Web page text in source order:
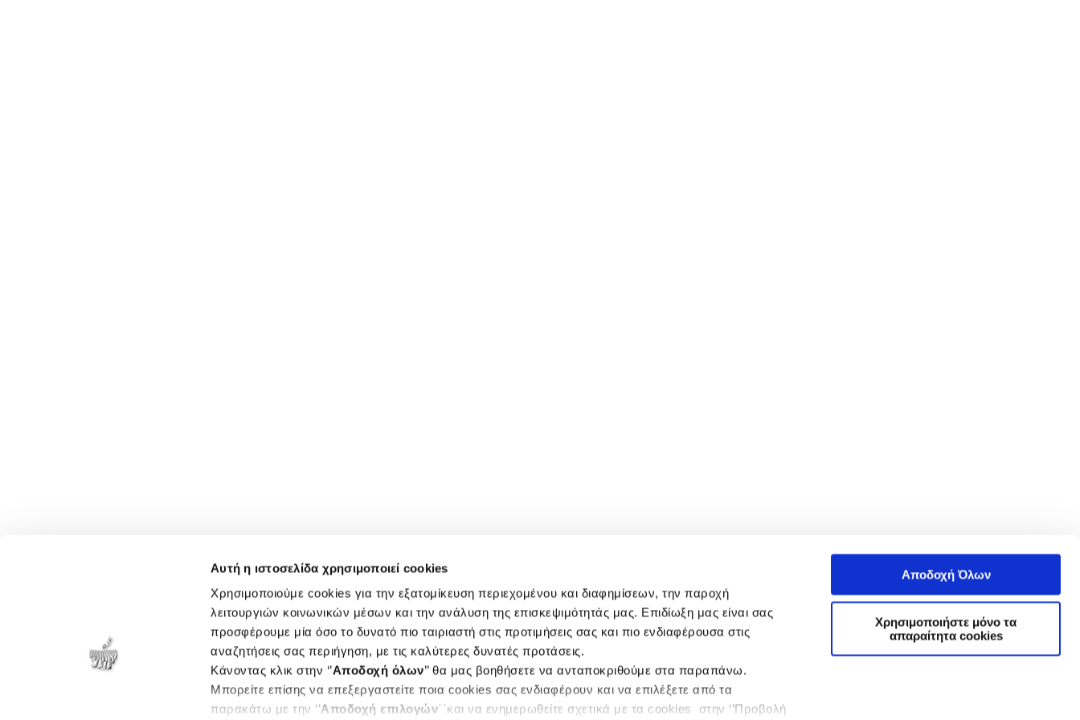
Αυτή η ιστοσελίδα χρησιμοποιεί cookies
Χρησιμοποιούμε cookies για την εξατομίκευση περιεχομένου και διαφημίσεων, την παροχή
λειτουργιών κοινωνικών μέσων και την ανάλυση της επισκεψιμότητάς μας. Επιδίωξη μας είναι σας
προσφέρουμε μία όσο το δυνατό πιο ταιριαστή στις προτιμήσεις σας και πιο ενδιαφέρουσα στις
αναζητήσεις σας περιήγηση, με τις καλύτερες δυνατές προτάσεις.
Κάνοντας κλικ στην ‘’Αποδοχή όλων’’ θα μας βοηθήσετε να ανταποκριθούμε στα παραπάνω.
Μπορείτε επίσης να επεξεργαστείτε ποια cookies σας ενδιαφέρουν και να επιλέξετε από τα
παρακάτω με την ‘’Αποδοχή επιλογών΄΄και να ενημερωθείτε σχετικά με τα cookies στην ‘’Προβολή
Αποδοχή Όλων
Χρησιμοποιήστε μόνο τα
απαραίτητα cookies